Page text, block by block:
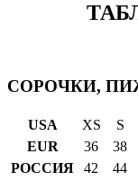
СОРОЧКИ,
USA XS S
EUR
36 38
РОССИЯ
42 44